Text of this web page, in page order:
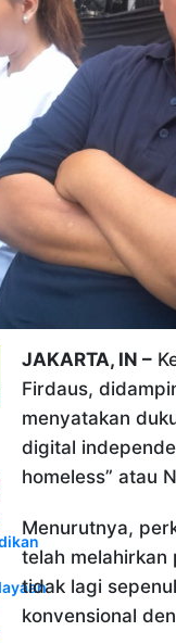
JAKARTA, IN –
Firdaus,
menyatakan
digital
homeless” atau
Menurutnya,
telah
tidak lagi
konvensional